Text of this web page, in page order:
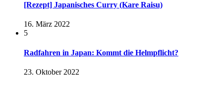
[Rezept] Japanisches Curry (Kare Raisu)
16. März 2022
5
Radfahren in Japan: Kommt die Helmpflicht?
23. Oktober 2022